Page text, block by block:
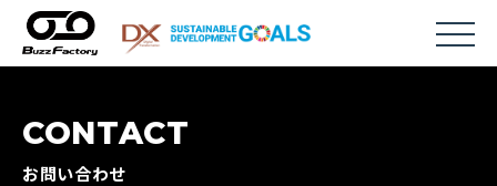
content
CONTACT
お問い合わせ